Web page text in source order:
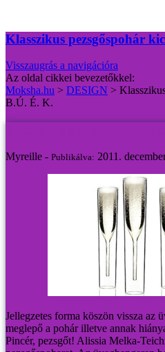
Klasszikus pezsgőspohár
Visszaugrás a navigációra
Az oldal cikkei bevezetőkkel:
Moksha.hu > DESIGN >
B.Ú. É. K.
Myreille - Publikálva: 2011.
Jellegzetes forma köszön vissza az
meglepő a pohár illetve annak
Pincér, pezsgőt! Alissia Melka-